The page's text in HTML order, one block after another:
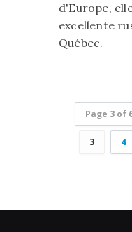
d'Europe,
excellente
Québec.
Page 3 of
3 4